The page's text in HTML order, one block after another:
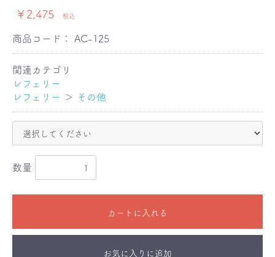
￥2,475 税込
商品コード： AC-125
関連カテゴリ
レフェリー
レフェリー ＞ その他
数量
カートに入れる
お気に入りに追加